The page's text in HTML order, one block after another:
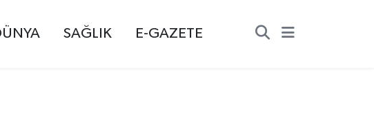
SAĞLIK E-GAZETE